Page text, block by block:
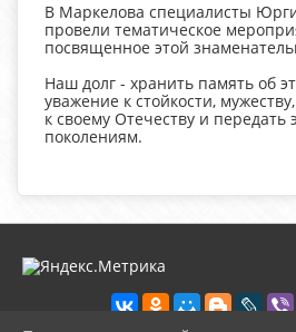
В Маркелова специалисты
провели тематическое
посвященное этой
Наш долг - хранить память об
уважение к стойкости,
к своему Отечеству и
поколениям.